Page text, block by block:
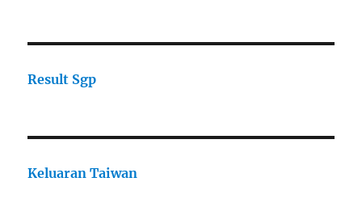
Result Sgp
Keluaran Taiwan